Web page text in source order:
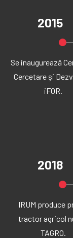
2015
Se inaugurează
Cercetare și
iFOR.
2018
IRUM produce
tractor agricol
TAGRO.